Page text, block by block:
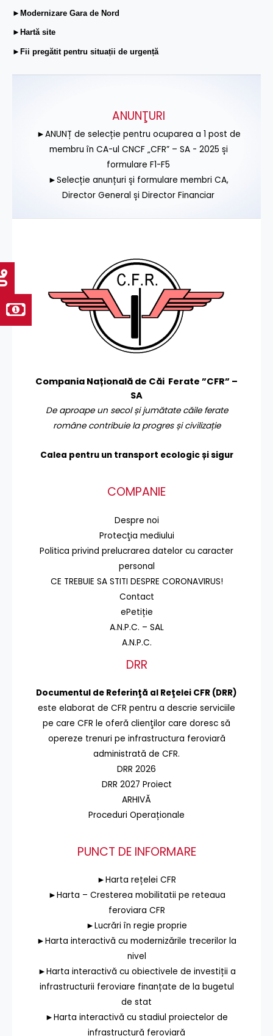
►Modernizare Gara de Nord
►Hartă site
►Fii pregătit pentru situații de urgență
ANUNŢURI
►ANUNȚ de selecție pentru ocuparea a 1 post de
membru în CA-ul CNCF „CFR” – SA - 2025 și
formulare F1-F5
►Selecție anunțuri și formulare membri CA,
Director General și Director Financiar
Compania Națională de Căi Ferate ”CFR” –
SA
De aproape un secol și jumătate căile ferate
române contribuie la progres și civilizație
Calea pentru un transport ecologic și sigur
COMPANIE
Despre noi
Protecţia mediului
Politica privind prelucrarea datelor cu caracter
personal
CE TREBUIE SA STITI DESPRE CORONAVIRUS!
Contact
ePetiție
A.N.P.C. – SAL
A.N.P.C.
DRR
Documentul de Referinţă al Reţelei CFR (DRR)
este elaborat de CFR pentru a descrie serviciile
pe care CFR le oferă clienţilor care doresc să
opereze trenuri pe infrastructura feroviară
administrată de CFR.
DRR 2026
DRR 2027 Proiect
ARHIVĂ
Proceduri Operaționale
PUNCT DE INFORMARE
►Harta rețelei CFR
►Harta – Cresterea mobilitatii pe reteaua
feroviara CFR
►Lucrări în regie proprie
►Harta interactivă cu modernizările trecerilor la
nivel
►Harta interactivă cu obiectivele de investiții a
infrastructurii feroviare finanțate de la bugetul
de stat
►Harta interactivă cu stadiul proiectelor de
infrastructură feroviară